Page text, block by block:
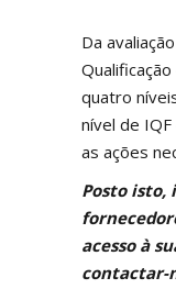
Da
quatro
nível de
as ações
Posto isto,
acesso à
contactar-